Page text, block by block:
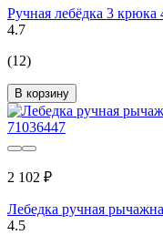
Ручная лебёдка 3 крюка
4.7
(12)
В корзину
2 102 ₽
Лебедка ручная
4.5